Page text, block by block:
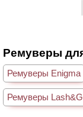
Ремуверы
Ремуверы Enigma
Ремуверы